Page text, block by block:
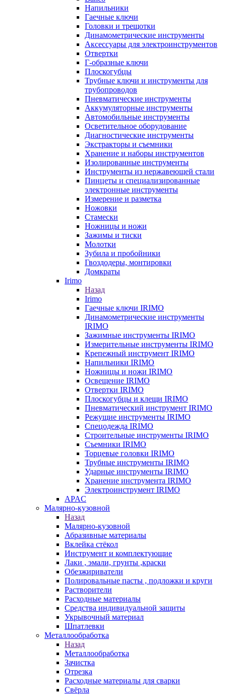
Напильники
Гаечные ключи
Головки и трещотки
Динамометрические инструменты
Аксессуары для электроинструментов
Отвертки
Г-образные ключи
Плоскогубцы
Трубные ключи и инструменты для
трубопроводов
Пневматические инструменты
Аккумуляторные инструменты
Автомобильные инструменты
Осветительное оборудование
Диагностические инструменты
Экстракторы и съемники
Хранение и наборы инструментов
Изолированные инструменты
Инструменты из нержавеющей стали
Пинцеты и специализированные
электронные инструменты
Измерение и разметка
Ножовки
Стамески
Ножницы и ножи
Зажимы и тиски
Молотки
Зубила и пробойники
Гвоздодеры, монтировки
Домкраты
Irimo
Назад
Irimo
Гаечные ключи IRIMO
Динамометрические инструменты
IRIMO
Зажимные инструменты IRIMO
Измерительные инструменты IRIMO
Крепежный инструмент IRIMO
Напильники IRIMO
Ножницы и ножи IRIMO
Освещение IRIMO
Отвертки IRIMO
Плоскогубцы и клещи IRIMO
Пневматический инструмент IRIMO
Режущие инструменты IRIMO
Спецодежда IRIMO
Строительные инструменты IRIMO
Съемники IRIMO
Торцевые головки IRIMO
Трубные инструменты IRIMO
Ударные инструменты IRIMO
Хранение инструмента IRIMO
Электроинструмент IRIMO
APAC
Малярно-кузовной
Назад
Малярно-кузовной
Абразивные материалы
Вклейка стёкол
Инструмент и комплектующие
Лаки , эмали, грунты ,краски
Обезжириватели
Полировальные пасты , подложки и круги
Растворители
Расходные материалы
Средства индивидуальной защиты
Укрывочный материал
Шпатлевки
Металлообработка
Назад
Металлообработка
Зачистка
Отрезка
Расходные материалы для сварки
Свёрла